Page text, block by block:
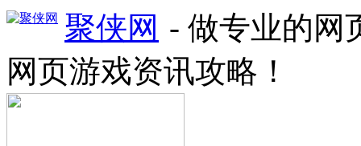
聚侠网 - 做专业的网
网页游戏资讯攻略！